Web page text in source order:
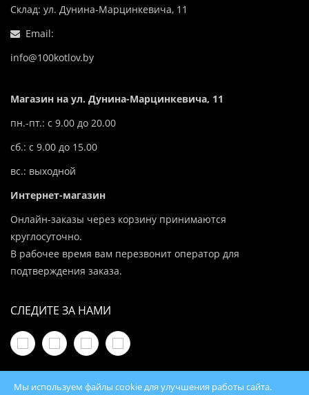
Склад: ул. Дунина-Марцинкевича, 11
Email:
info@100kotlov.by
Магазин на ул. Дунина-Марцинкевича, 11
пн.-пт.: с 9.00 до 20.00
сб.: с 9.00 до 15.00
вс.: выходной
Интернет-магазин
Онлайн-заказы через корзину принимаются
круглосуточно.
В рабочее время вам перезвонит оператор для
подтверждения заказа.
СЛЕДИТЕ ЗА НАМИ
Мы используем файлы cookie для улучшения работы сайта.